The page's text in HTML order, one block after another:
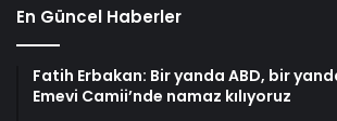
En Güncel Haberler
Fatih Erbakan: Bir yanda ABD, bir
Emevi Camii’nde namaz kılıyoruz